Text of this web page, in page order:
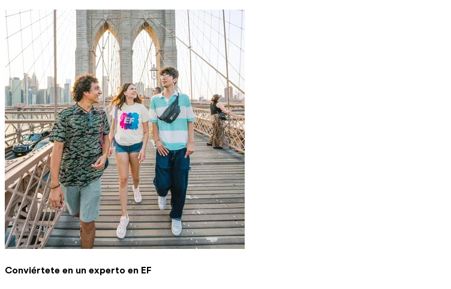
Conviértete en un experto en EF